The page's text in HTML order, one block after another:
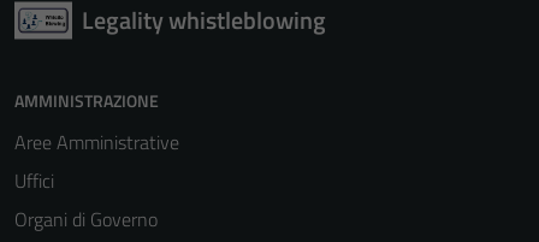
Legality whistleblowing
AMMINISTRAZIONE
Aree Amministrative
Uffici
Organi di Governo